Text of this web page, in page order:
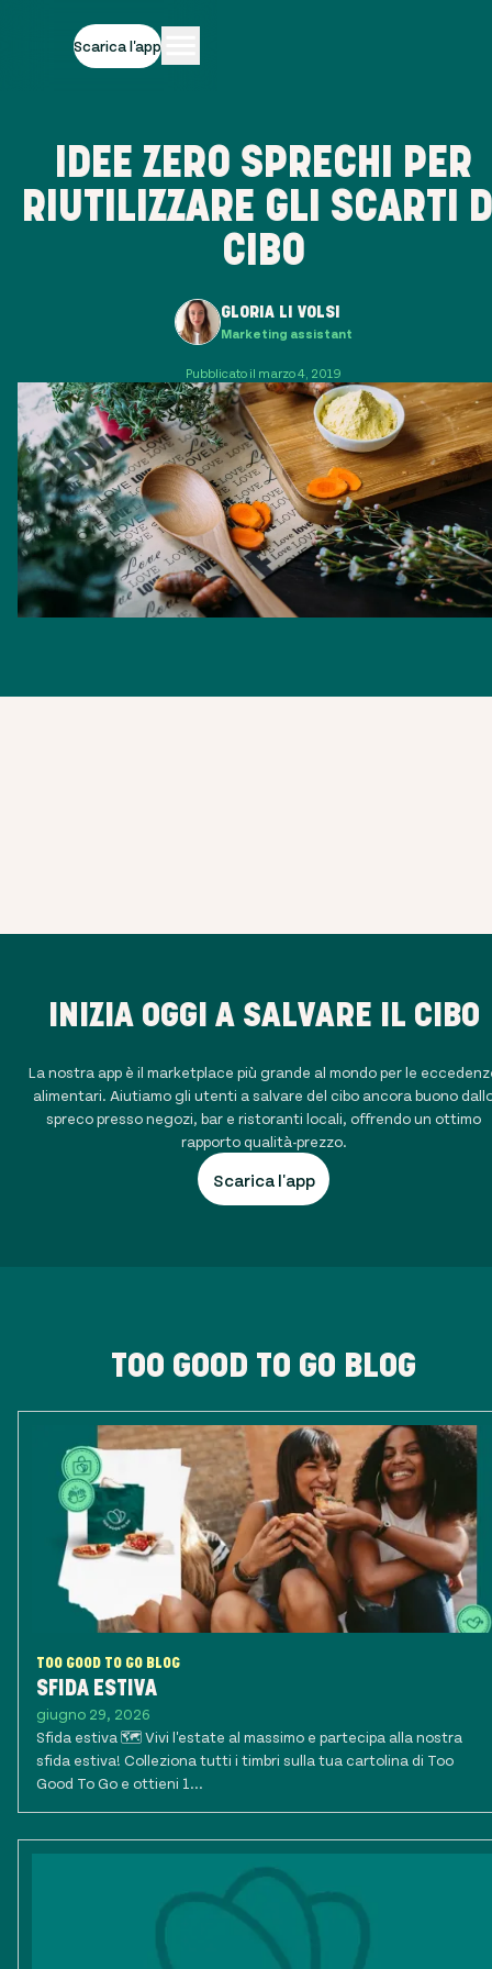
Scarica l'app
IDEE ZERO SPRECHI PER
RIUTILIZZARE GLI SCARTI
CIBO
GLORIA LI VOLSI
Marketing assistant
Pubblicato il marzo 4, 2019
INIZIA OGGI A SALVARE IL CIBO
La nostra app è il marketplace più grande al mondo per le
alimentari. Aiutiamo gli utenti a salvare del cibo ancora buono
spreco presso negozi, bar e ristoranti locali, offrendo un ottimo
rapporto qualità-prezzo.
Scarica l'app
TOO GOOD TO GO BLOG
TOO GOOD TO GO BLOG
SFIDA ESTIVA
giugno 29, 2026
Sfida estiva 🗺️ Vivi l'estate al massimo e partecipa alla nostra
sfida estiva! Colleziona tutti i timbri sulla tua cartolina di Too
Good To Go e ottieni 1...